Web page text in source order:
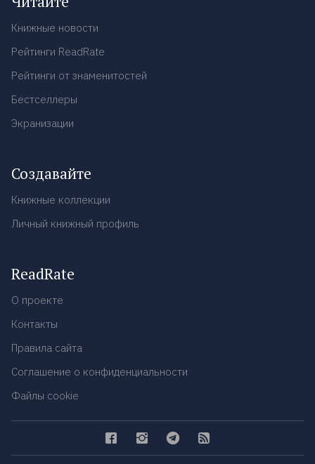
Книжные новости
Рейтинги ReadRate
Рейтинги от знаменитостей
Бестселлеры
Экранизации
Создавайте
Книжные коллекции
Личный книжный профиль
ReadRate
О проекте
Контакты
Правила сайта
Соглашение о конфиденциальности
Файлы cookie